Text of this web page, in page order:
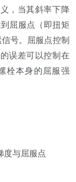
，当其斜率下降
屈服点（即扭矩
号。屈服点控制
误差可以控制在
栓本身的屈服强
度与屈服点